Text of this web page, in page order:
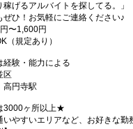
稼げるアルバイトを探してる。」
ぜひ！お気軽にご連絡ください♪
〜1,600円
（規定あり）
験・能力による
区
高円寺駅
3000ヶ所以上★
いやすいエリアなど、お好きな勤